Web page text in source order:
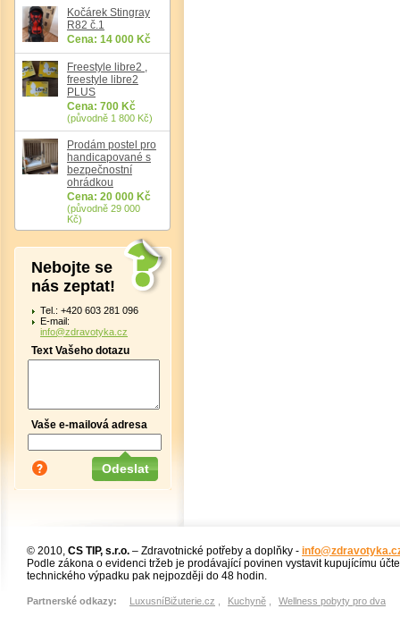
Kočárek Stingray
R82 č.1
Cena: 14 000 Kč
Freestyle libre2 ,
freestyle libre2
PLUS
Cena: 700 Kč
(původně 1 800 Kč)
Prodám postel pro
handicapované s
bezpečnostní
ohrádkou
Cena: 20 000 Kč
(původně 29 000
Kč)
Nebojte se
nás zeptat!
Tel.: +420 603 281 096
E-mail:
info@zdravotyka.cz
Text Vašeho dotazu
Vaše e-mailová adresa
© 2010, CS TIP, s.r.o. – Zdravotnické potřeby a doplňky -
Podle zákona o evidenci tržeb je prodávající povinen vystavit kupujícímu
technického výpadku pak nejpozději do 48 hodin.
Partnerské odkazy: LuxusníBižuterie.cz Kuchyně Wellness pobyty pro dva